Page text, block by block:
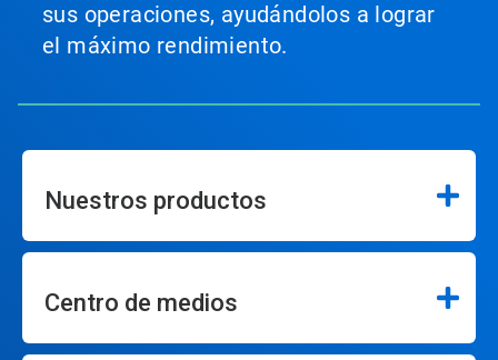
sus operaciones, ayudándolos a lograr
el máximo rendimiento.
Nuestros productos
Centro de medios